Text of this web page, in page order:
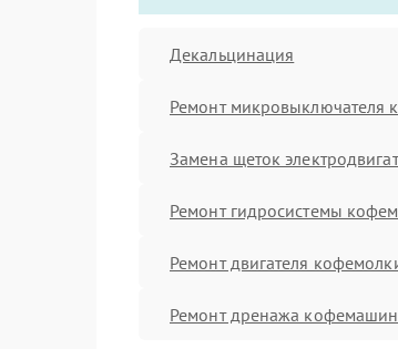
Декальцинация
Ремонт микровыключателя
Замена щеток
Ремонт гидросистемы
Ремонт двигателя
Ремонт дренажа кофемашин